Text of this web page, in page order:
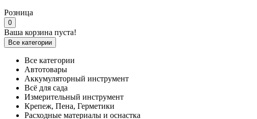
Розница
0
Ваша корзина пуста!
Все категории
Все категории
Автотовары
Аккумуляторный инструмент
Всё для сада
Измерительный инструмент
Крепеж, Пена, Герметики
Расходные материалы и оснастка